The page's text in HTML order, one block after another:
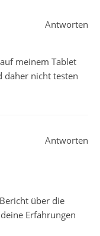
meinem Tablet
daher nicht testen
Antworten
über die
Erfahrungen
Antworten